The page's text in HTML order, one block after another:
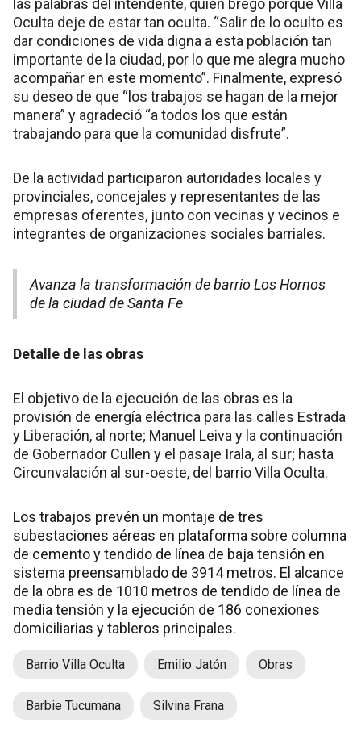
las palabras del intendente, quien bregó porque Villa
Oculta deje de estar tan oculta. “Salir de lo oculto es
dar condiciones de vida digna a esta población tan
importante de la ciudad, por lo que me alegra mucho
acompañar en este momento”. Finalmente, expresó
su deseo de que “los trabajos se hagan de la mejor
manera” y agradeció “a todos los que están
trabajando para que la comunidad disfrute”.
De la actividad participaron autoridades locales y
provinciales, concejales y representantes de las
empresas oferentes, junto con vecinas y vecinos e
integrantes de organizaciones sociales barriales.
Avanza la transformación de barrio Los Hornos
de la ciudad de Santa Fe
Detalle de las obras
El objetivo de la ejecución de las obras es la
provisión de energía eléctrica para las calles Estrada
y Liberación, al norte; Manuel Leiva y la continuación
de Gobernador Cullen y el pasaje Irala, al sur; hasta
Circunvalación al sur-oeste, del barrio Villa Oculta.
Los trabajos prevén un montaje de tres
subestaciones aéreas en plataforma sobre columna
de cemento y tendido de línea de baja tensión en
sistema preensamblado de 3914 metros. El alcance
de la obra es de 1010 metros de tendido de línea de
media tensión y la ejecución de 186 conexiones
domiciliarias y tableros principales.
Barrio Villa Oculta Emilio Jatón Obras
Barbie Tucumana Silvina Frana